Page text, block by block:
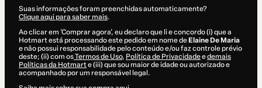
Suas informações foram preenchidas automaticamente?
Clique aqui para saber mais.
Ao clicar em 'Comprar agora', eu declaro que li e concordo (i) que a
Hotmart está processando este pedido em nome de Elaine De Maria
e não possui responsabilidade pelo conteúdo e/ou faz controle prévio
deste; (ii) com osTermos de Uso, Política de Privacidadeedemais
Políticas da Hotmarte (iii) que sou maior de idade ou autorizado e
acompanhado por um responsável legal.